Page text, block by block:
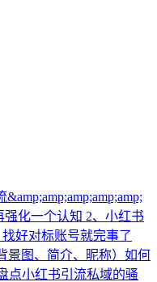
强化一个认知 2、小红书
好对标账号就完事了
景图、简介、昵称）如何
点小红书引流私域的骚